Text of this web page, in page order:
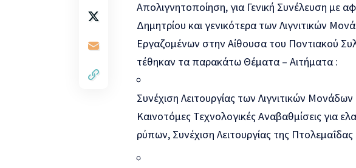
Απολιγνητοποίηση, για Γενική Συνέλευση με
Δημητρίου και γενικότερα των Λιγνιτικών
Εργαζομένων στην Αίθουσα του Ποντιακού
τέθηκαν τα παρακάτω Θέματα – Αιτήματα :
Συνέχιση Λειτουργίας των Λιγνιτικών
Καινοτόμες Τεχνολογικές Αναβαθμίσεις για
ρύπων, Συνέχιση Λειτουργίας της